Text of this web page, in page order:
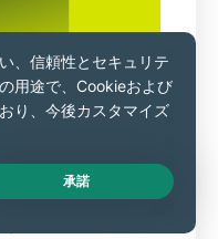
vs. 厳格なLive Chat